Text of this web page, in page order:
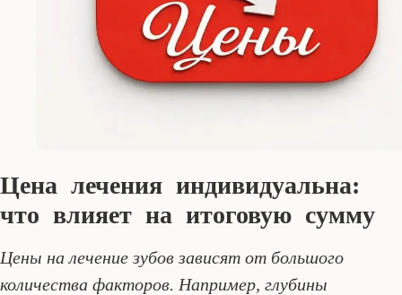
Цена лечения индивидуальна:
что влияет на итоговую сумму
Цены на лечение зубов зависят от большого
количества факторов. Например, глубины